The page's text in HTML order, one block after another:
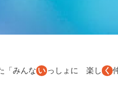
「みんな い っしょに 楽し く